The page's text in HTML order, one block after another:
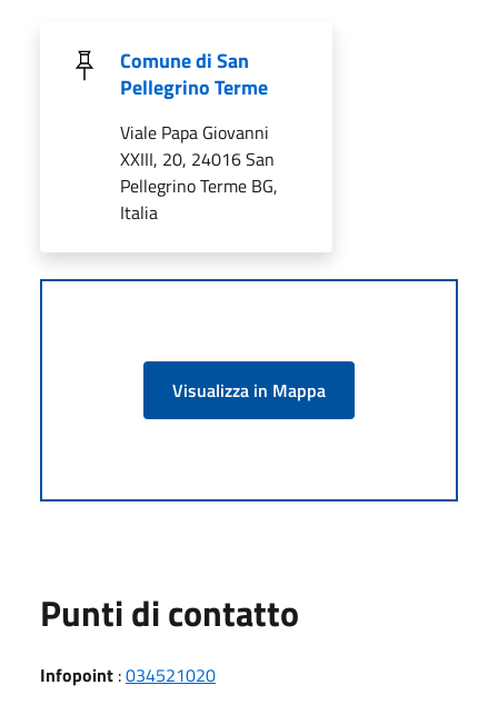
Comune di San
Pellegrino Terme
Viale Papa Giovanni
XXIII, 20, 24016 San
Pellegrino Terme BG,
Italia
Visualizza in Mappa
Punti di contatto
Infopoint :034521020